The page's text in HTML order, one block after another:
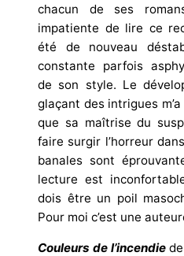
chacun de ses
impatiente de lire ce
été de nouveau
constante parfois
de son style. Le
glaçant des intrigues
que sa maîtrise du
faire surgir l’horreur
banales sont
lecture est
dois être un poil
Pour moi c’est une
Couleurs de l’incendie de